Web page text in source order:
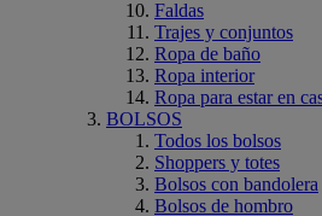
Faldas
Trajes y conjuntos
Ropa de baño
Ropa interior
Ropa para estar en
BOLSOS
Todos los bolsos
Shoppers y totes
Bolsos con bandolera
Bolsos de hombro